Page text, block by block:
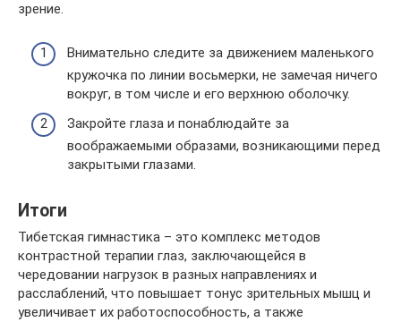
зрение.
Внимательно следите за движением маленького
кружочка по линии восьмерки, не замечая ничего
вокруг, в том числе и его верхнюю оболочку.
Закройте глаза и понаблюдайте за
воображаемыми образами, возникающими перед
закрытыми глазами.
Итоги
Тибетская гимнастика – это комплекс методов
контрастной терапии глаз, заключающейся в
чередовании нагрузок в разных направлениях и
расслаблений, что повышает тонус зрительных мышц и
увеличивает их работоспособность, а также